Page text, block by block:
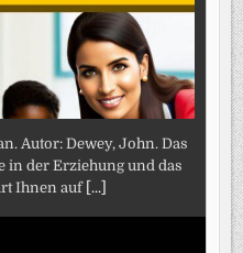
Autor: Dewey, John. Das
in der Erziehung und das
Ihnen auf [...]